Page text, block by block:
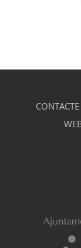
CONTACTE